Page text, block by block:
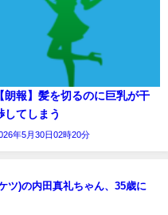
【朗報】髪を切るのに巨乳が干
してしまう
年5月30日02時20分
ツ)の内田真礼ちゃん、35歳に